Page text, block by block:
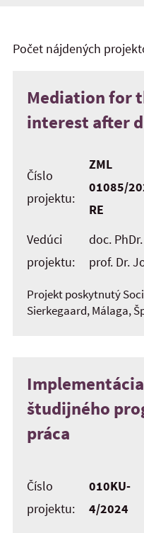
Počet nájdených
Mediation for
interest after
Číslo
projektu:
ZML
01085/
RE
Vedúci
projektu:
doc.
prof. Dr.
Projekt poskytnutý
Sierkegaard, Málaga,
študijného
práca
Číslo
projektu:
010KU-
4/2024